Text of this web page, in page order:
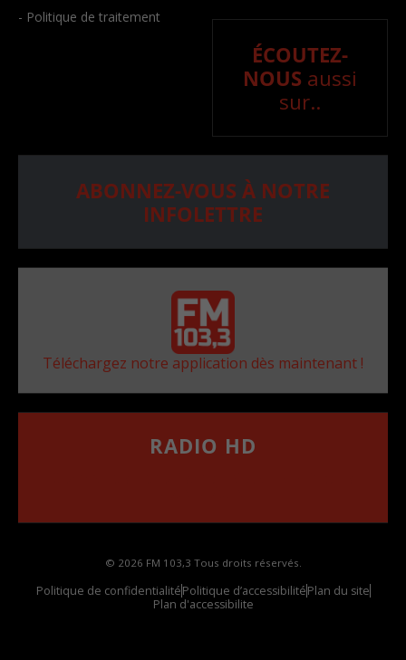
- Politique de traitement
ÉCOUTEZ-
NOUS aussi
sur..
ABONNEZ-VOUS À NOTRE
INFOLETTRE
Téléchargez notre application dès maintenant !
RADIO HD
© 2026 FM 103,3 Tous droits réservés.
Politique de confidentialitéPolitique d’accessibilitéPlan du site
Plan d'accessibilite